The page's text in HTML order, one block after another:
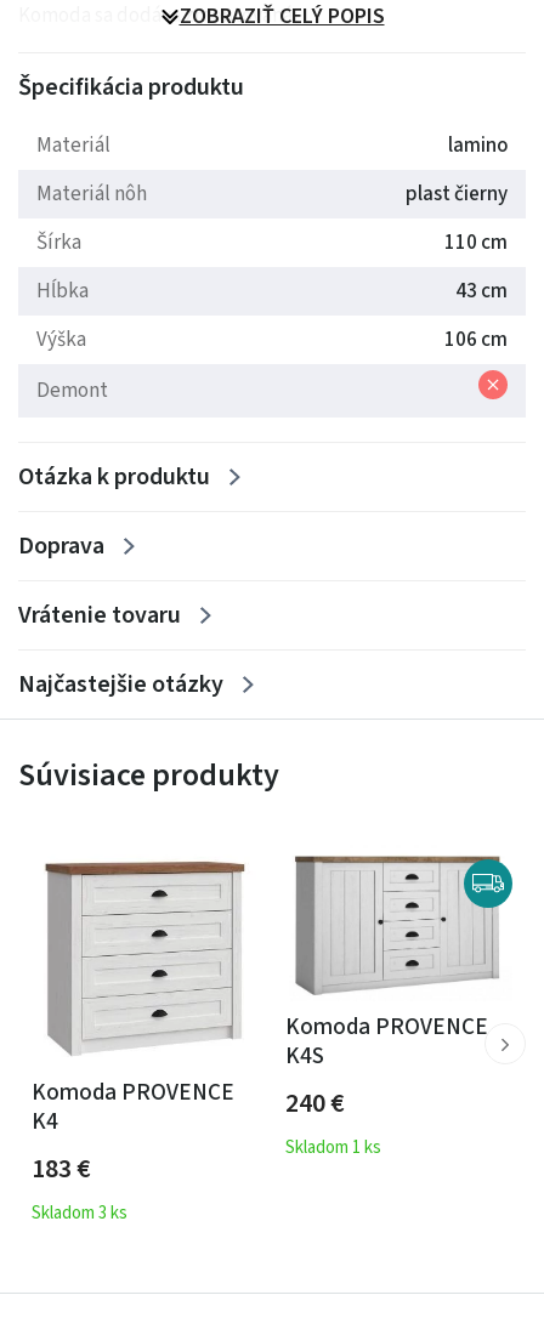
Komoda sa dodáva zmontovaná.
ZOBRAZIŤ CELÝ POPIS
Špecifikácia produktu
Materiál
lamino
Materiál nôh
plast čierny
Šírka
110 cm
Hĺbka
43 cm
Výška
106 cm
Demont
Otázka k produktu
Doprava
Vrátenie tovaru
Najčastejšie otázky
Súvisiace produkty
Komoda PROVENCE
K4
183€
Skladom 3 ks
Komoda PROVENCE
K4S
240€
Skladom 1 ks